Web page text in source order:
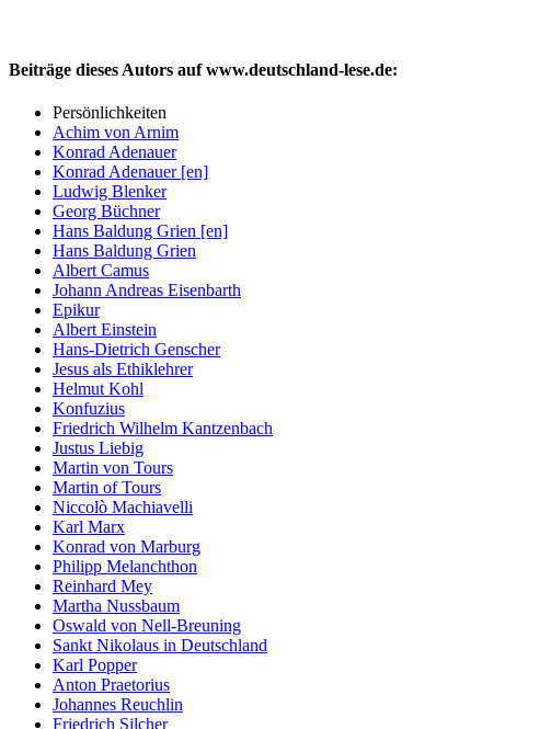
Beiträge dieses Autors auf www.deutschland-lese.de:
Persönlichkeiten
Achim von Arnim
Konrad Adenauer
Konrad Adenauer [en]
Ludwig Blenker
Georg Büchner
Hans Baldung Grien [en]
Hans Baldung Grien
Albert Camus
Johann Andreas Eisenbarth
Epikur
Albert Einstein
Hans-Dietrich Genscher
Jesus als Ethiklehrer
Helmut Kohl
Konfuzius
Friedrich Wilhelm Kantzenbach
Justus Liebig
Martin von Tours
Martin of Tours
Niccolò Machiavelli
Karl Marx
Konrad von Marburg
Philipp Melanchthon
Reinhard Mey
Martha Nussbaum
Oswald von Nell-Breuning
Sankt Nikolaus in Deutschland
Karl Popper
Anton Praetorius
Johannes Reuchlin
Friedrich Silcher